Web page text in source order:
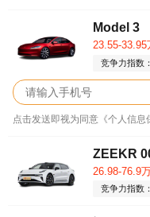
Model 3
23.55-33.95
竞争力指数
点击发送即视为同意《个人信息
ZEEKR
26.98-76.9
竞争力指数